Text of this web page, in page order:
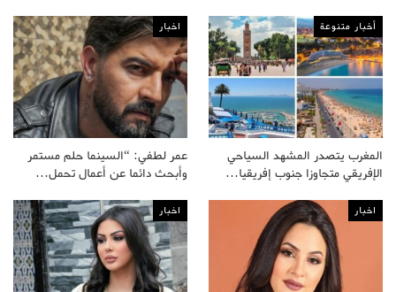
أخبار متنوعة
المغرب يتصدر المشهد السياحي
الإفريقي متجاوزا جنوب إفريقيا…
اخبار
عمر لطفي: “السينما حلم مستمر
وأبحث دائما عن أعمال تحمل…
اخبار اخبار